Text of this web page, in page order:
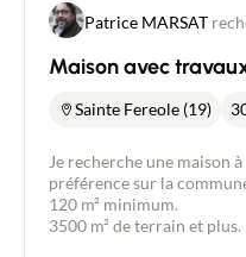
Patrice MARSAT
Maison avec
Sainte Fereole (19)
Je recherche une maison
préférence sur la
120 m² minimum.
3500 m² de terrain et plus.